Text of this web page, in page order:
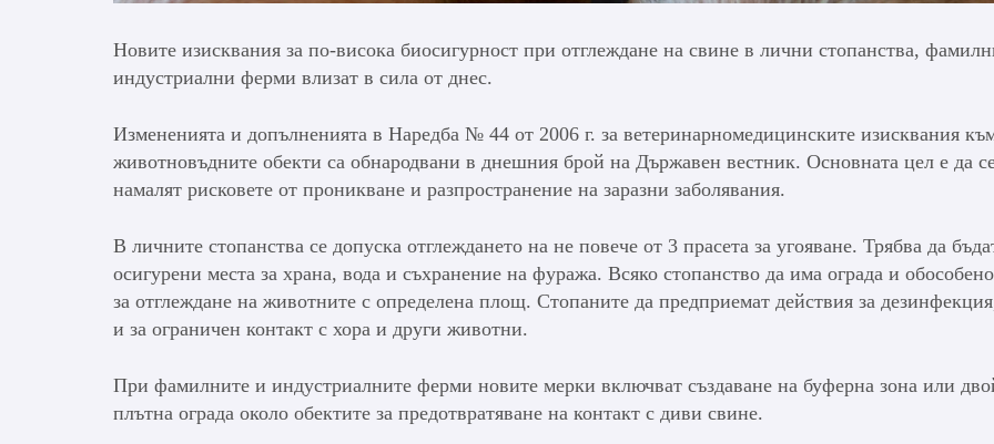
Новите изисквания за по-висока биосигурност при отглеждане на свине в лични стопанства,
индустриални ферми влизат в сила от днес.
Измененията и допълненията в Наредба № 44 от 2006 г. за ветеринарномедицинските изисквания
животновъдните обекти са обнародвани в днешния брой на Държавен вестник. Основната цел е да
намалят рисковете от проникване и разпространение на заразни заболявания.
В личните стопанства се допуска отглеждането на не повече от 3 прасета за угояване. Трябва да
осигурени места за храна, вода и съхранение на фуража. Всяко стопанство да има ограда и
за отглеждане на животните с определена площ. Стопаните да предприемат действия за
и за ограничен контакт с хора и други животни.
При фамилните и индустриалните ферми новите мерки включват създаване на буферна зона или
плътна ограда около обектите за предотвратяване на контакт с диви свине.